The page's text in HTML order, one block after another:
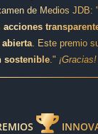
de Medios JDB:
acciones
. Este premio
sostenible ." ¡Gracias!